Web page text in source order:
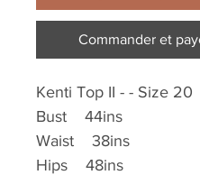
Commander et
Kenti Top II - - Size 20
Bust 44ins
Waist 38ins
Hips 48ins